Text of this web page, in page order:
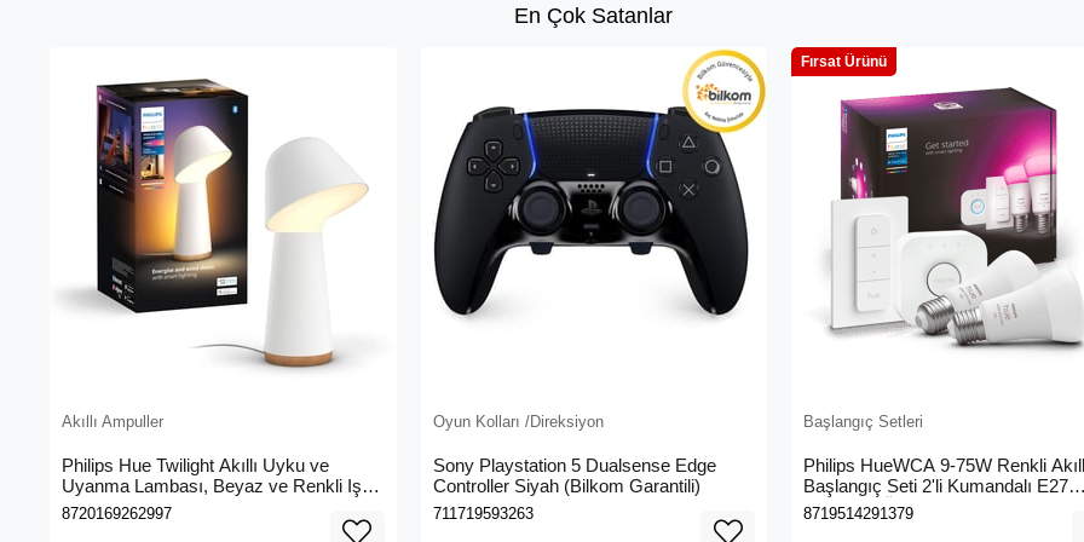
En Çok Satanlar
Akıllı Ampuller
Philips Hue Twilight Akıllı Uyku ve
Uyanma Lambası, Beyaz ve Renkli Işık,
Alexa, Apple Home ve Google Assistant
8720169262997
Oyun Kolları /Direksiyon
Sony Playstation 5 Dualsense Edge
Controller Siyah (Bilkom Garantili)
711719593263
Başlangıç Setleri
Philips HueWCA 9-75W Renkli
Başlangıç Seti 2'li Kumandalı E27
Bluetooth Özellikli
8719514291379
Fırsat Ürünü